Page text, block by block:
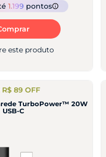
1.199 pontos
este produto
R$ 89 OFF
TurboPower™ 20W
USB-C